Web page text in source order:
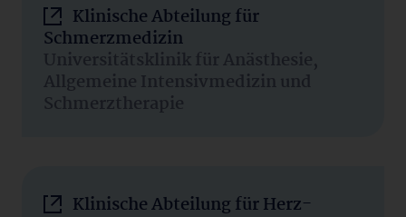
Klinische Abteilung für
Schmerzmedizin
Universitätsklinik für Anästhesie,
Allgemeine Intensivmedizin und
Schmerztherapie
Klinische Abteilung für Herz-